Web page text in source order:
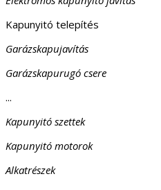
Kapunyitó telepítés
Garázskapujavítás
Garázskapurugó csere
...
Kapunyitó szettek
Kapunyitó motorok
Alkatrészek